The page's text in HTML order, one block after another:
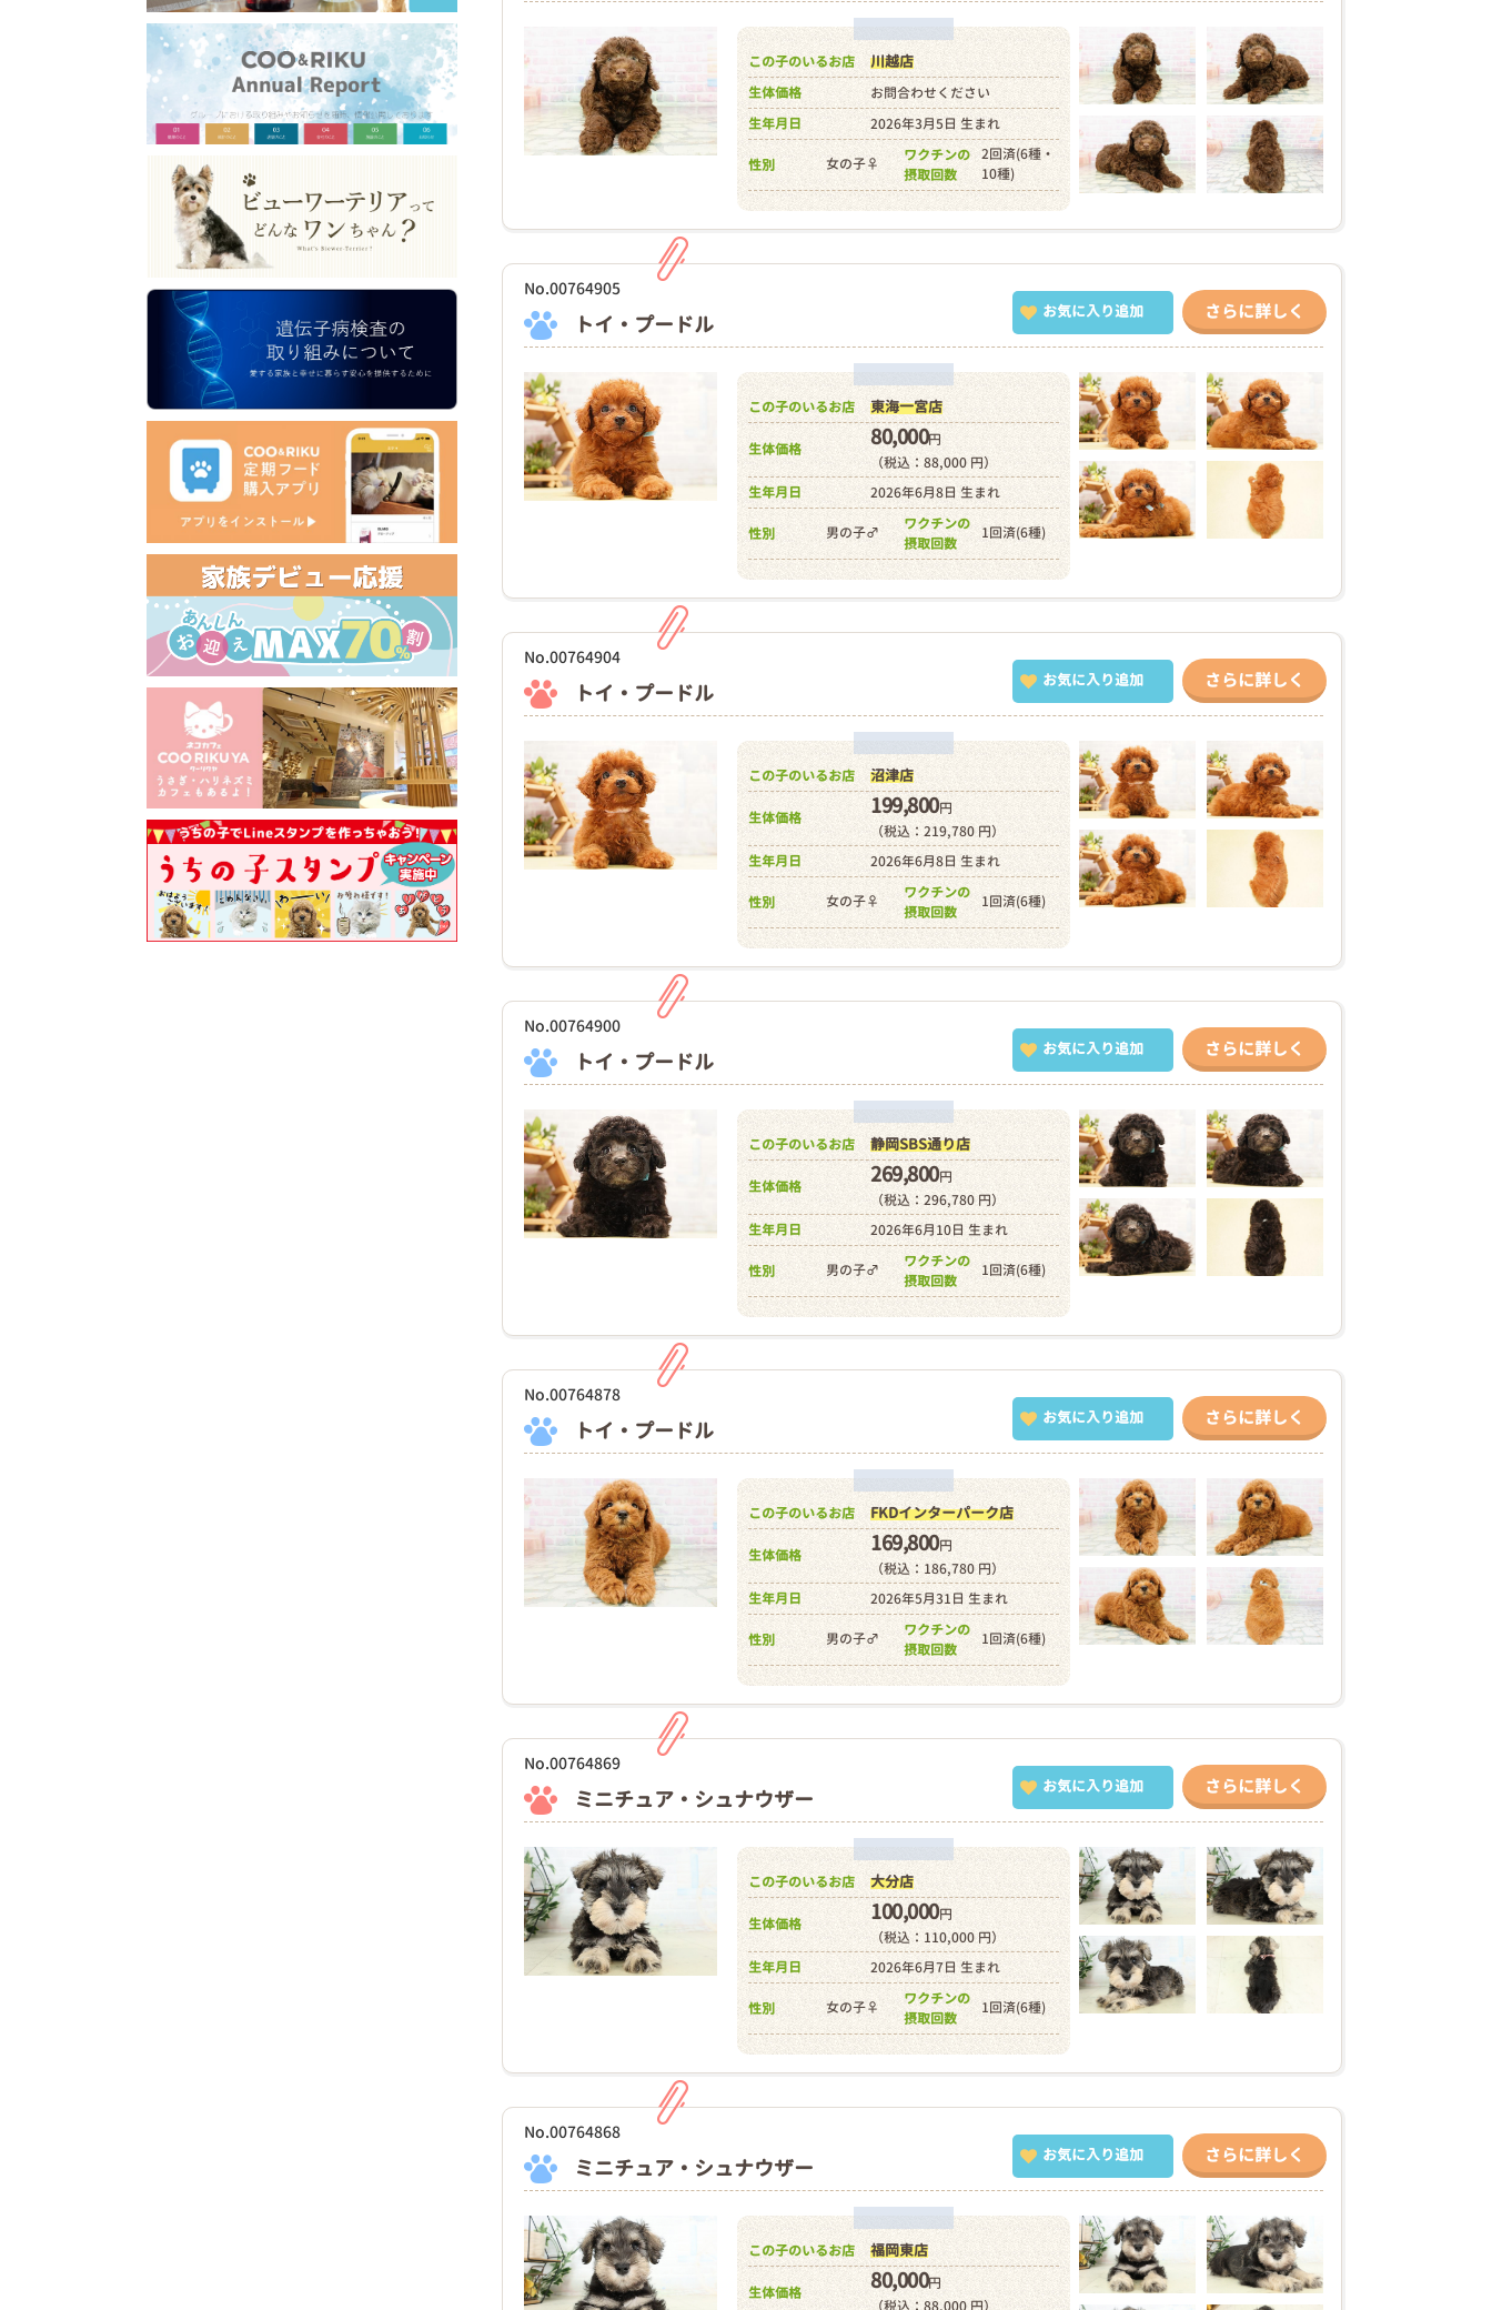
この子のいるお店 川越店
生体価格
お問合わせください
生年月日
2026年3月5日 生まれ
性別 女の子♀
ワクチンの
摂取回数
2回済(6種・
10種)
No.00764905
トイ・プードル お気に入り追加
この子のいるお店 東海一宮店
生体価格 80,000円
（税込：88,000 円）
生年月日
2026年6月8日 生まれ
性別 男の子♂
ワクチンの
摂取回数
1回済(6種)
さらに詳しく
No.00764904
トイ・プードル お気に入り追加
この子のいるお店 沼津店
生体価格 199,800円
（税込：219,780 円）
生年月日
2026年6月8日 生まれ
性別 女の子♀
ワクチンの
摂取回数
1回済(6種)
さらに詳しく
No.00764900
トイ・プードル お気に入り追加
この子のいるお店 静岡SBS通り店
生体価格 269,800円
（税込：296,780 円）
生年月日
2026年6月10日 生まれ
性別 男の子♂
ワクチンの
摂取回数
1回済(6種)
さらに詳しく
No.00764878
トイ・プードル お気に入り追加
この子のいるお店 FKDインターパーク店
生体価格 169,800円
（税込：186,780 円）
生年月日
2026年5月31日 生まれ
性別 男の子♂
ワクチンの
摂取回数
1回済(6種)
さらに詳しく
No.00764869
ミニチュア・シュナウザー お気に入り追加
この子のいるお店 大分店
生体価格 100,000円
（税込：110,000 円）
生年月日
2026年6月7日 生まれ
性別 女の子♀
ワクチンの
摂取回数
1回済(6種)
さらに詳しく
No.00764868
ミニチュア・シュナウザー お気に入り追加
この子のいるお店 福岡東店
生体価格 80,000円
（税込：88,000 円）
さらに詳しく